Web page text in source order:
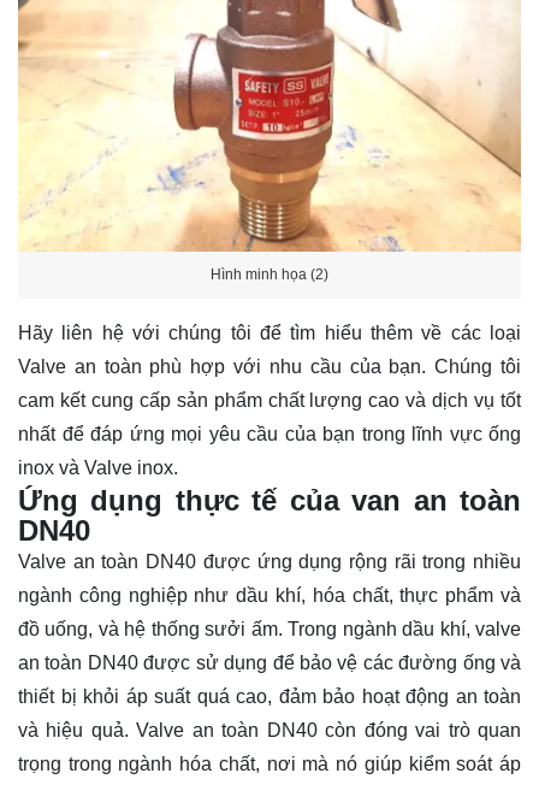
Hình minh họa (2)
Hãy liên hệvới chúng tôi để tìm hiểu thêm về các loại
Valve an toàn phù hợp với nhu cầu của bạn. Chúng tôi
cam kết cung cấp sản phẩm chất lượng cao và dịch vụ tốt
nhất để đáp ứng mọi yêu cầu của bạn trong lĩnh vực ống
inox và Valve inox.
Ứng dụng thực tế của van an toàn
DN40
Valve an toàn DN40 được ứng dụng rộng rãi trong nhiều
ngành công nghiệp như dầu khí, hóa chất, thực phẩm và
đồ uống, và hệ thống sưởi ấm. Trong ngành dầu khí, valve
an toàn DN40 được sử dụng để bảo vệ các đường ống và
thiết bị khỏi áp suất quá cao, đảm bảo hoạt động an toàn
và hiệu quả. Valve an toàn DN40 còn đóng vai trò quan
trọng trong ngành hóa chất, nơi mà nó giúp kiểm soát áp